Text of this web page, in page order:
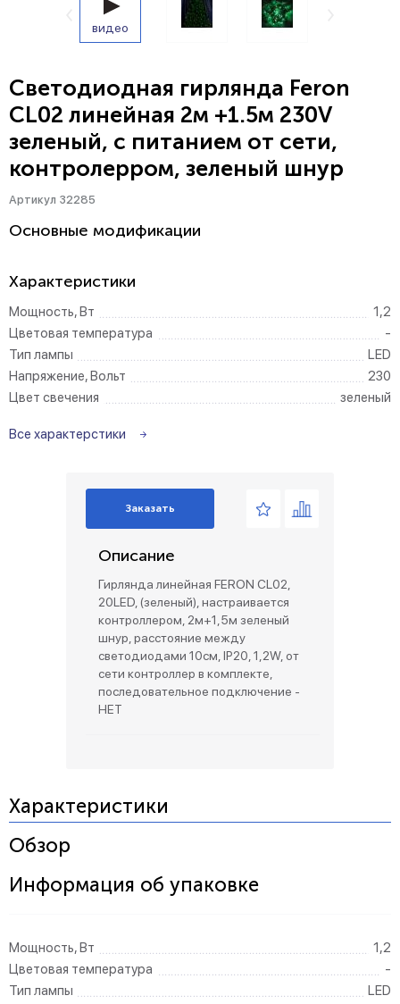
видео
Светодиодная гирлянда Feron
CL02 линейная 2м +1.5м 230V
зеленый, c питанием от сети,
контролерром, зеленый шнур
Артикул 32285
Основные модификации
Характеристики
Мощность, Вт
1,2
Цветовая температура
-
Тип лампы
LED
Напряжение, Вольт
230
Цвет свечения
зеленый
Все характерстики
Заказать
Описание
Гирлянда линейная FERON CL02,
20LED, (зеленый), настраивается
контроллером, 2м+1,5м зеленый
шнур, расстояние между
светодиодами 10см, IP20, 1,2W, от
сети контроллер в комплекте,
последовательное подключение -
НЕТ
Характеристики
Обзор
Информация об упаковке
Мощность, Вт
1,2
Цветовая температура
-
Тип лампы
LED